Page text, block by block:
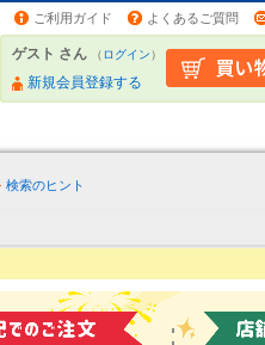
ご利用ガイド よくあるご質問
ゲスト さん （ログイン）
新規会員登録する
検索のヒント